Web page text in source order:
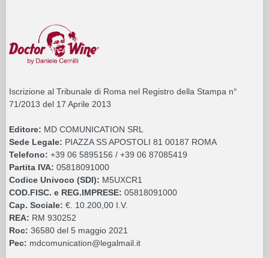
Iscrizione al Tribunale di Roma nel Registro della Stampa n°
71/2013 del 17 Aprile 2013
Editore: MD COMUNICATION SRL
Sede Legale: PIAZZA SS APOSTOLI 81 00187 ROMA
Telefono: +39 06 5895156 / +39 06 87085419
Partita IVA: 05818091000
Codice Univoco (SDI): M5UXCR1
COD.FISC. e REG.IMPRESE: 05818091000
Cap. Sociale: €. 10.200,00 I.V.
REA: RM 930252
Roc: 36580 del 5 maggio 2021
Pec: mdcomunication@legalmail.it